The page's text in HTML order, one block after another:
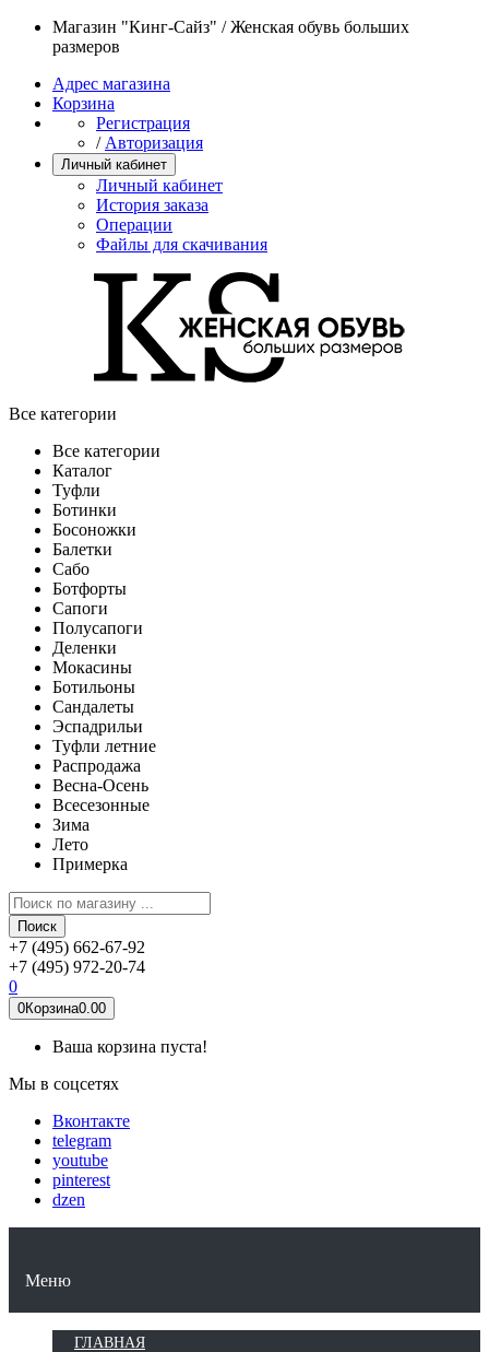
Магазин "Кинг-Сайз" / Женская обувь больших
размеров
Адрес магазина
Корзина
Регистрация
/ Авторизация
Личный кабинет
Личный кабинет
История заказа
Операции
Файлы для скачивания
Все категории
Все категории
Каталог
Туфли
Ботинки
Босоножки
Балетки
Сабо
Ботфорты
Сапоги
Полусапоги
Деленки
Мокасины
Ботильоны
Сандалеты
Эспадрильи
Туфли летние
Распродажа
Весна-Осень
Всесезонные
Зима
Лето
Примерка
Поиск
+7 (495) 662-67-92
+7 (495) 972-20-74
0
0Корзина0.00
Ваша корзина пуста!
Мы в соцсетях
Вконтакте
telegram
youtube
pinterest
dzen
Меню
ГЛАВНАЯ